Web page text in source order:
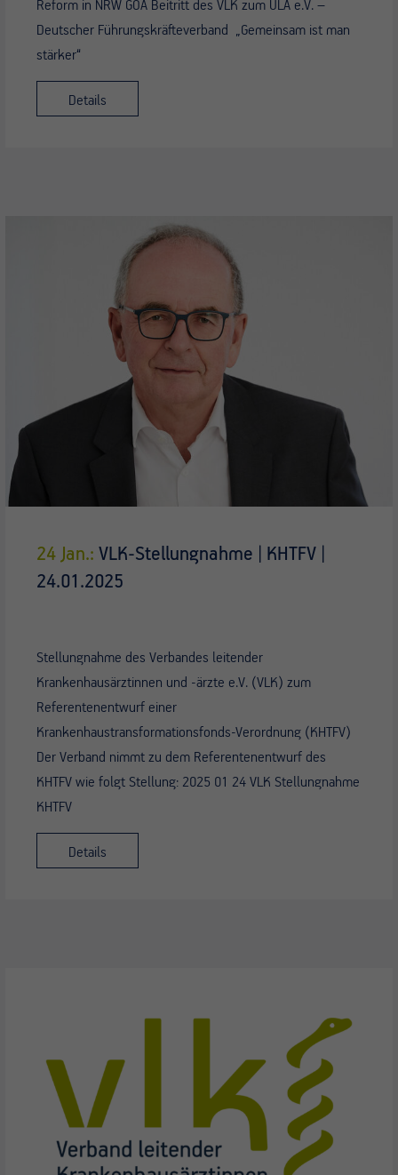
Reform in NRW GOÄ Beitritt des VLK zum ULA e.V. –
Deutscher Führungskräfteverband „Gemeinsam ist man
stärker“
Details
24 Jan.: VLK-Stellungnahme | KHTFV |
24.01.2025
Stellungnahme des Verbandes leitender
Krankenhausärztinnen und -ärzte e.V. (VLK) zum
Referentenentwurf einer
Krankenhaustransformationsfonds-Verordnung (KHTFV)
Der Verband nimmt zu dem Referentenentwurf des
KHTFV wie folgt Stellung: 2025 01 24 VLK Stellungnahme
KHTFV
Details